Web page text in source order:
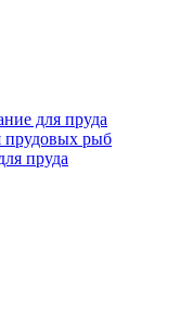
для пруда
прудовых рыб
пруда